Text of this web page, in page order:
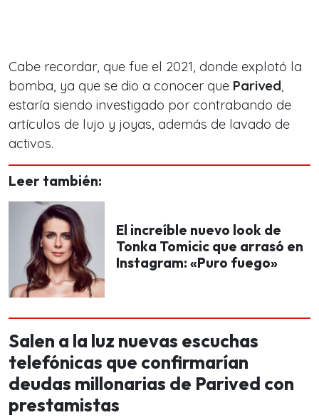
Cabe recordar, que fue el 2021, donde explotó la
bomba, ya que se dio a conocer que Parived,
estaría siendo investigado por contrabando de
artículos de lujo y joyas, además de lavado de
activos.
Leer también:
El increíble nuevo look de
Tonka Tomicic que arrasó en
Instagram: «Puro fuego»
Salen a la luz nuevas escuchas
telefónicas que confirmarían
deudas millonarias de Parived con
prestamistas